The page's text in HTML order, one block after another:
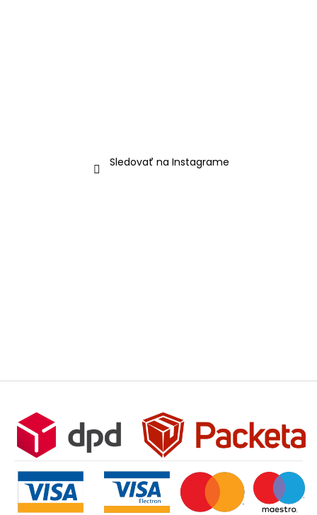
Sledovať na Instagrame